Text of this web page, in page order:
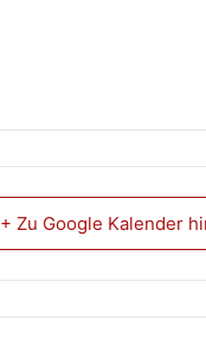
+ Zu Google Kalender